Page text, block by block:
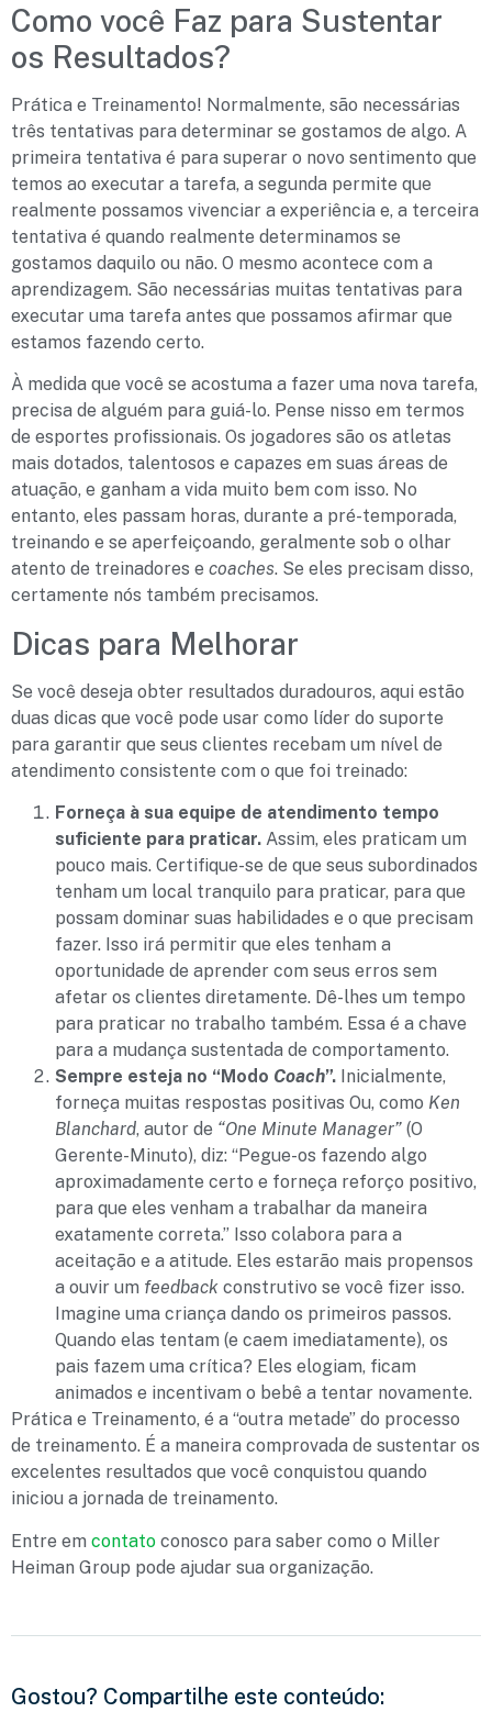
Como você Faz para Sustentar
os Resultados?
Prática e Treinamento! Normalmente, são necessárias
três tentativas para determinar se gostamos de algo. A
primeira tentativa é para superar o novo sentimento que
temos ao executar a tarefa, a segunda permite que
realmente possamos vivenciar a experiência e, a terceira
tentativa é quando realmente determinamos se
gostamos daquilo ou não. O mesmo acontece com a
aprendizagem. São necessárias muitas tentativas para
executar uma tarefa antes que possamos afirmar que
estamos fazendo certo.
À medida que você se acostuma a fazer uma nova tarefa,
precisa de alguém para guiá-lo. Pense nisso em termos
de esportes profissionais. Os jogadores são os atletas
mais dotados, talentosos e capazes em suas áreas de
atuação, e ganham a vida muito bem com isso. No
entanto, eles passam horas, durante a pré-temporada,
treinando e se aperfeiçoando, geralmente sob o olhar
atento de treinadores e coaches. Se eles precisam disso,
certamente nós também precisamos.
Dicas para Melhorar
Se você deseja obter resultados duradouros, aqui estão
duas dicas que você pode usar como líder do suporte
para garantir que seus clientes recebam um nível de
atendimento consistente com o que foi treinado:
Forneça à sua equipe de atendimento tempo
suficiente para praticar. Assim, eles praticam um
pouco mais. Certifique-se de que seus subordinados
tenham um local tranquilo para praticar, para que
possam dominar suas habilidades e o que precisam
fazer. Isso irá permitir que eles tenham a
oportunidade de aprender com seus erros sem
afetar os clientes diretamente. Dê-lhes um tempo
para praticar no trabalho também. Essa é a chave
para a mudança sustentada de comportamento.
Sempre esteja no “Modo Coach”. Inicialmente,
forneça muitas respostas positivas Ou, como Ken
Blanchard, autor de “One Minute Manager” (O
Gerente-Minuto), diz: “Pegue-os fazendo algo
aproximadamente certo e forneça reforço positivo,
para que eles venham a trabalhar da maneira
exatamente correta.” Isso colabora para a
aceitação e a atitude. Eles estarão mais propensos
a ouvir um feedback construtivo se você fizer isso.
Imagine uma criança dando os primeiros passos.
Quando elas tentam (e caem imediatamente), os
pais fazem uma crítica? Eles elogiam, ficam
animados e incentivam o bebê a tentar novamente.
Prática e Treinamento, é a “outra metade” do processo
de treinamento. É a maneira comprovada de sustentar os
excelentes resultados que você conquistou quando
iniciou a jornada de treinamento.
Entre em contato conosco para saber como o Miller
Heiman Group pode ajudar sua organização.
Gostou? Compartilhe este conteúdo: